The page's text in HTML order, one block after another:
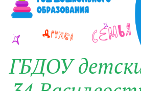
ГБДОУ